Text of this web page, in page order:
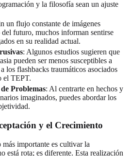
y la filosofía sean un ajuste
un flujo constante de imágenes
del futuro, muchos informan sentirse
en su realidad actual.
: Algunos estudios sugieren que
pueden ser menos susceptibles a
los flashbacks traumáticos asociados
el TEPT.
Problemas: Al centrarte en hechos y
imaginados, puedes abordar los
y el Crecimiento
importante es cultivar la
está rota; es diferente. Esta realización